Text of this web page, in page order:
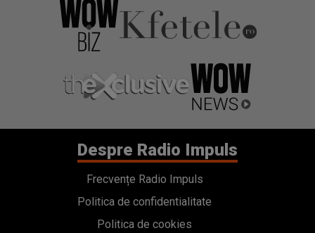
Despre Radio Impuls
Frecvențe Radio Impuls
Politica de confidentialitate
Politica de cookies